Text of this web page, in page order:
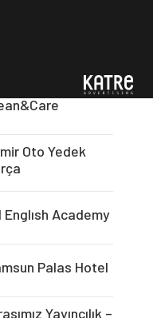
Oto Yedek
Englısh Academy
Palas Hotel
Yayıncılık –